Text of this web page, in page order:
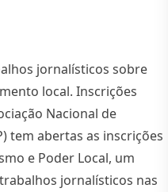
jornalísticos sobre
local. Inscrições
Nacional de
tem abertas as inscrições
e Poder Local, um
jornalísticos nas